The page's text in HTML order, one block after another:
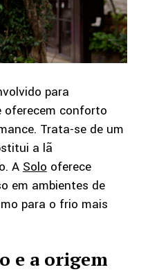
para
oferecem conforto
Trata-se de um
a lã
ASolooferece
em ambientes de
para o frio mais
e a origem